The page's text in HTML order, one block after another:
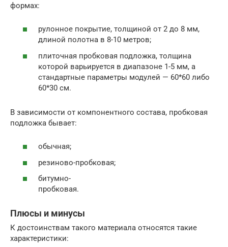
формах:
рулонное покрытие, толщиной от 2 до 8 мм,
длиной полотна в 8-10 метров;
плиточная пробковая подложка, толщина
которой варьируется в диапазоне 1-5 мм, а
стандартные параметры модулей — 60*60 либо
60*30 см.
В зависимости от компонентного состава, пробковая
подложка бывает:
обычная;
резиново-пробковая;
битумно-
пробковая.
Плюсы и минусы
К достоинствам такого материала относятся такие
характеристики: